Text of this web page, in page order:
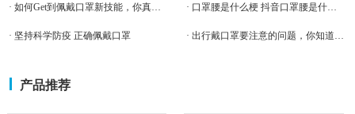
· 如何Get到佩戴口罩新技能，你真的了解吗? · 口罩腰是什么梗 抖音口罩腰是什么意思
· 坚持科学防疫 正确佩戴口罩 · 出行戴口罩要注意的问题，你知道吗？
产品推荐